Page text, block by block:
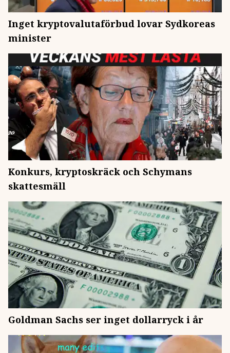
Inget kryptovalutaförbud lovar Sydkoreas
minister
Konkurs, kryptoskräck och Schymans
skattesmäll
Goldman Sachs ser inget dollarryck i år